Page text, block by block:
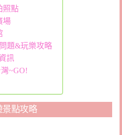
照點
場
題&玩樂攻略
訊
~GO!
景點攻略